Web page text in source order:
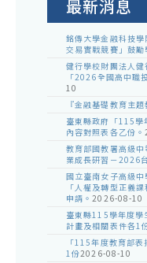
最新消息
銘傳大學金融科技
交易實戰競賽」鼓勵
健行學校財團法人
「2026全國高中職
10
『金融基礎教育主
臺東縣政府「115學
內容對照表各乙份。
教育部國教署高級
業成長研習－2026
國立臺南女子高級
「人權及轉型正義
申請。2026-08-10
臺東縣115學年度學
計畫及相關表件各1
「115年度教育部
1份2026-08-10